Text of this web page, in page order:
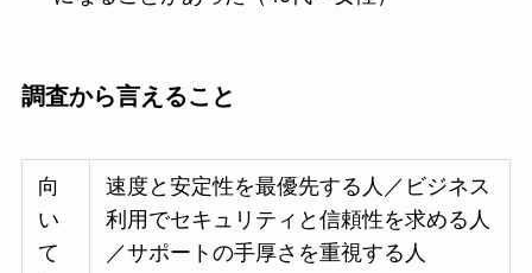
調査から言えること
向
い
て
速度と安定性を最優先する人／ビジネス
利用でセキュリティと信頼性を求める人
／サポートの手厚さを重視する人